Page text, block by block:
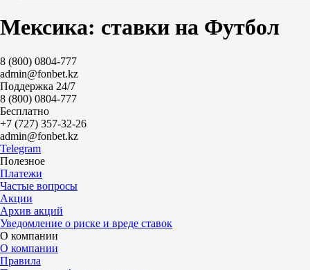
1.70
Пумас-УНАМ
Керетаро
16 августа в 21:00
1.80
3.60
4.30
1X
12
X2
1.20
1.27
1.95
Фора
1
2
-1
2.40
+1
1.53
Мексика: ставки на Футбол
8 (800) 0804-777
admin@fonbet.kz
Поддержка 24/7
8 (800) 0804-777
Бесплатно
+7 (727) 357-32-26
admin@fonbet.kz
Telegram
Полезное
Платежи
Частые вопросы
Акции
Архив акций
Уведомление о риске и вреде ставок
О компании
О компании
Правила